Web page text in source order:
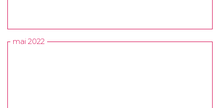
mai 2022